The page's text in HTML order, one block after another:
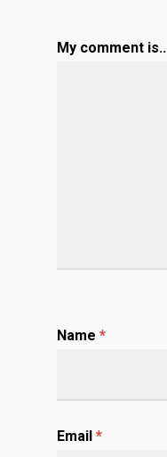
My comment is..
Name *
Email *